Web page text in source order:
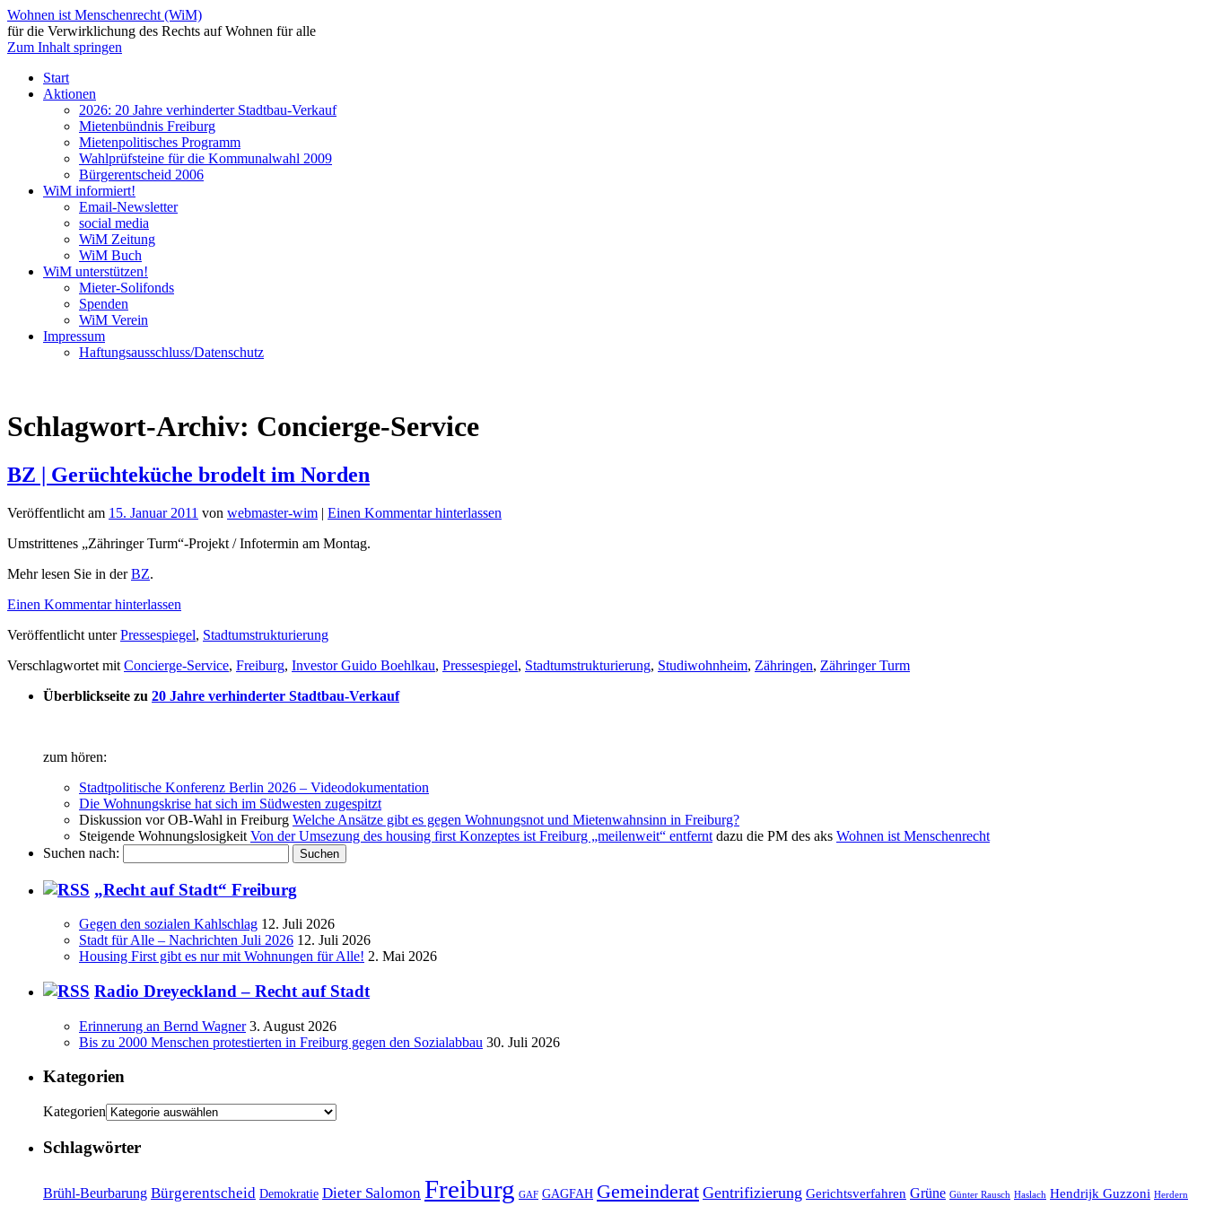
Wohnen ist Menschenrecht (WiM)
für die Verwirklichung des Rechts auf Wohnen für alle
Zum Inhalt springen
Start
Aktionen
2026: 20 Jahre verhinderter Stadtbau-Verkauf
Mietenbündnis Freiburg
Mietenpolitisches Programm
Wahlprüfsteine für die Kommunalwahl 2009
Bürgerentscheid 2006
WiM informiert!
Email-Newsletter
social media
WiM Zeitung
WiM Buch
WiM unterstützen!
Mieter-Solifonds
Spenden
WiM Verein
Impressum
Haftungsausschluss/Datenschutz
Schlagwort-Archiv: Concierge-Service
BZ | Gerüchteküche brodelt im Norden
Veröffentlicht am 15. Januar 2011 von webmaster-wim | Einen Kommentar hinterlassen
Umstrittenes „Zähringer Turm“-Projekt / Infotermin am Montag.
Mehr lesen Sie in derBZ.
Einen Kommentar hinterlassen
Veröffentlicht unter Pressespiegel, Stadtumstrukturierung
Verschlagwortet mit Concierge-Service, Freiburg, Investor Guido Boehlkau, Pressespiegel, Stadtumstrukturierung, Studiwohnheim, Zähringen, Zähringer Turm
Überblickseite zu 20 Jahre verhinderter Stadtbau-Verkauf
zum hören:
Stadtpolitische Konferenz Berlin 2026 – Videodokumentation
Die Wohnungskrise hat sich im Südwesten zugespitzt
Diskussion vor OB-Wahl in Freiburg Welche Ansätze gibt es gegen Wohnungsnot und Mietenwahnsinn in Freiburg?
Steigende Wohnungslosigkeit Von der Umsezung des housing first Konzeptes ist Freiburg „meilenweit“ entfernt dazu die PM des aks Wohnen ist Menschenrecht
Suchen nach:
„Recht auf Stadt“ Freiburg
Gegen den sozialen Kahlschlag 12. Juli 2026
Stadt für Alle – Nachrichten Juli 2026 12. Juli 2026
Housing First gibt es nur mit Wohnungen für Alle! 2. Mai 2026
Radio Dreyeckland – Recht auf Stadt
Erinnerung an Bernd Wagner 3. August 2026
Bis zu 2000 Menschen protestierten in Freiburg gegen den Sozialabbau 30. Juli 2026
Kategorien
Kategorien
Schlagwörter
Brühl-Beurbarung Bürgerentscheid Demokratie Dieter Salomon Freiburg GAF GAGFAH Gemeinderat Gentrifizierung Gerichtsverfahren Grüne Günter Rausch Haslach Hendrijk Guzzoni Herdern